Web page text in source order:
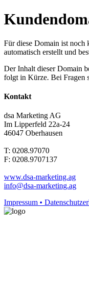
Für diese Domain ist noch
automatisch erstellt und
Der Inhalt dieser Domain
folgt in Kürze. Bei Fragen
Kontakt
dsa Marketing AG
Im Lipperfeld 22a-24
46047 Oberhausen
T: 0208.97070
F: 0208.9707137
www.dsa-marketing.ag
info@dsa-marketing.ag
Impressum •